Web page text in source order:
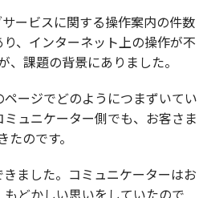
ービスに関する操作案内の件数
、インターネット上の操作が不
課題の背景にありました。
ージでどのようにつまずいてい
ュニケーター側でも、お客さま
のです。
ました。コミュニケーターはお
どかしい思いをしていたので